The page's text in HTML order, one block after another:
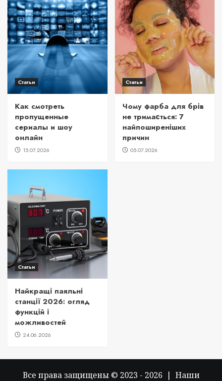
Статьи
Как смотреть
пропущенные
сериалы и шоу
онлайн
15.07.2026
Статьи
Чому фарба для брів
не тримається: 7
найпоширеніших
причин
05.07.2026
Статьи
Найкращі паяльні
станції 2026: огляд
функцій і
можливостей
24.06.2026
Все права защищены © 2023 - 2026 | Наши